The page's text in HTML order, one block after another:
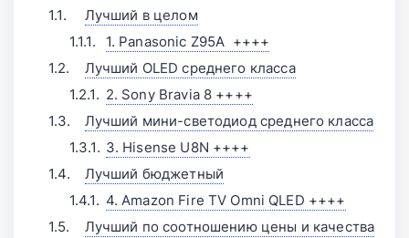
Лучший в целом
1. Panasonic Z95A ++++
Лучший OLED среднего класса
2. Sony Bravia 8 ++++
Лучший мини-светодиод среднего класса
3. Hisense U8N ++++
Лучший бюджетный
4. Amazon Fire TV Omni QLED ++++
Лучший по соотношению цены и качества